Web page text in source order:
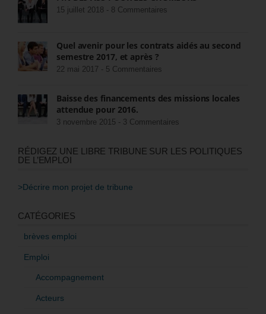
15 juillet 2018 - 8 Commentaires
Quel avenir pour les contrats aidés au second
semestre 2017, et après ?
22 mai 2017 - 5 Commentaires
Baisse des financements des missions locales
attendue pour 2016.
3 novembre 2015 - 3 Commentaires
RÉDIGEZ UNE LIBRE TRIBUNE SUR LES POLITIQUES
DE L’EMPLOI
>Décrire mon projet de tribune
CATÉGORIES
brèves emploi
Emploi
Accompagnement
Acteurs